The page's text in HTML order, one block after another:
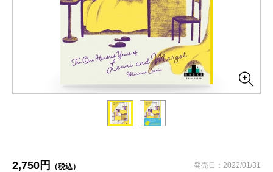
2,750円 （税込） 発売日：2022/01/31